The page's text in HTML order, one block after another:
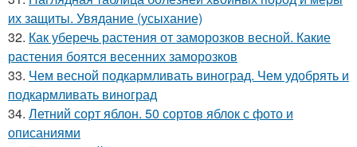
их защиты. Увядание (усыхание)
32. Как уберечь растения от заморозков весной. Какие
растения боятся весенних заморозков
33. Чем весной подкармливать виноград. Чем удобрять и
подкармливать виноград
34. Летний сорт яблон. 50 сортов яблок с фото и
описаниями